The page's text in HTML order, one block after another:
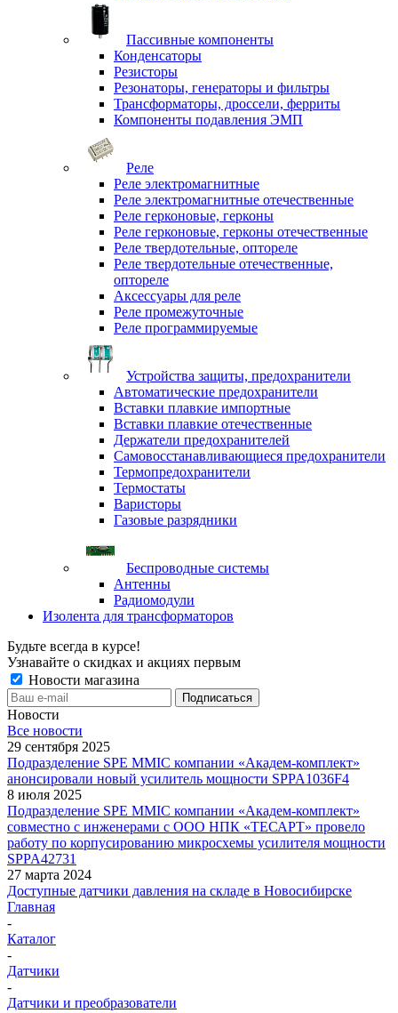
Пассивные компоненты
Конденсаторы
Резисторы
Резонаторы, генераторы и фильтры
Трансформаторы, дроссели, ферриты
Компоненты подавления ЭМП
Реле
Реле электромагнитные
Реле электромагнитные отечественные
Реле герконовые, герконы
Реле герконовые, герконы отечественные
Реле твердотельные, оптореле
Реле твердотельные отечественные,
оптореле
Аксессуары для реле
Реле промежуточные
Реле программируемые
Устройства защиты, предохранители
Автоматические предохранители
Вставки плавкие импортные
Вставки плавкие отечественные
Держатели предохранителей
Самовосстанавливающиеся предохранители
Термопредохранители
Термостаты
Варисторы
Газовые разрядники
Беспроводные системы
Антенны
Радиомодули
Изолента для трансформаторов
Будьте всегда в курсе!
Узнавайте о скидках и акциях первым
Новости магазина
Новости
Все новости
29 сентября 2025
Подразделение SPE MMIC компании «Академ-комплект»
анонсировали новый усилитель мощности SPPA1036F4
8 июля 2025
Подразделение SPE MMIC компании «Академ-комплект»
совместно с инженерами с ООО НПК «ТЕСАРТ» провело
работу по корпусированию микросхемы усилителя мощности
SPPA42731
27 марта 2024
Доступные датчики давления на складе в Новосибирске
Главная
-
Каталог
-
Датчики
-
Датчики и преобразователи